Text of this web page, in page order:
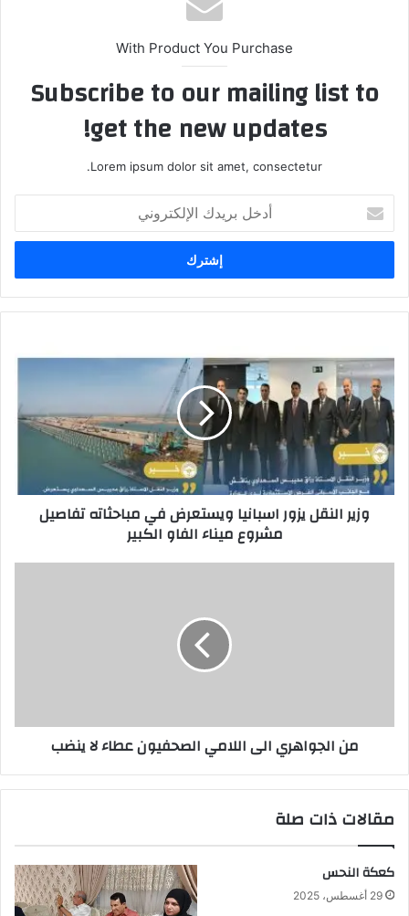
With Product You Purchase
Subscribe to our mailing list to
get the new updates!
Lorem ipsum dolor sit amet, consectetur.
بريدك
الإلكتروني
النقل
يزور
اسبانيا
ويستعرض
في
مباحثاته
تفاصيل
مشروع
وزير النقل يزور اسبانيا ويستعرض في مباحثاته تفاصيل
مشروع ميناء الفاو الكبير
من الجواهري الى اللامي الصحفيون عطاء لا ينضب
مقالات ذات صلة
كعكة النحس
29 أغسطس، 2025